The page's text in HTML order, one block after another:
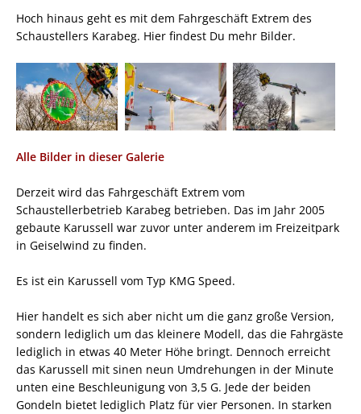
Hoch hinaus geht es mit dem Fahrgeschäft Extrem des
Schaustellers Karabeg. Hier findest Du mehr Bilder.
Alle Bilder in dieser Galerie
Derzeit wird das Fahrgeschäft Extrem vom
Schaustellerbetrieb Karabeg betrieben. Das im Jahr 2005
gebaute Karussell war zuvor unter anderem im Freizeitpark
in Geiselwind zu finden.
Es ist ein Karussell vom Typ KMG Speed.
Hier handelt es sich aber nicht um die ganz große Version,
sondern lediglich um das kleinere Modell, das die Fahrgäste
lediglich in etwas 40 Meter Höhe bringt. Dennoch erreicht
das Karussell mit sinen neun Umdrehungen in der Minute
unten eine Beschleunigung von 3,5 G. Jede der beiden
Gondeln bietet lediglich Platz für vier Personen. In starken